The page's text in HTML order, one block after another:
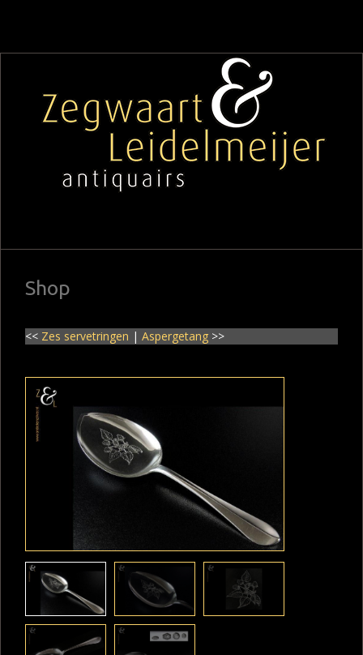
Shop
<< Zes servetringen | Aspergetang >>